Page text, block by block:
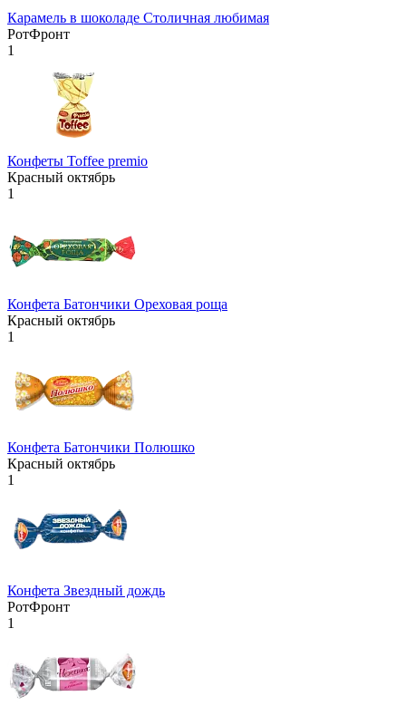
Карамель в шоколаде Столичная любимая
РотФронт
1
Конфеты Toffee premio
Красный октябрь
1
Конфета Батончики Ореховая роща
Красный октябрь
1
Конфета Батончики Полюшко
Красный октябрь
1
Конфета Звездный дождь
РотФронт
1